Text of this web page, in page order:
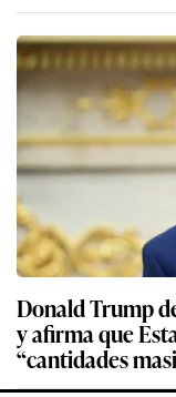
Donald Trump
y afirma que
“cantidades